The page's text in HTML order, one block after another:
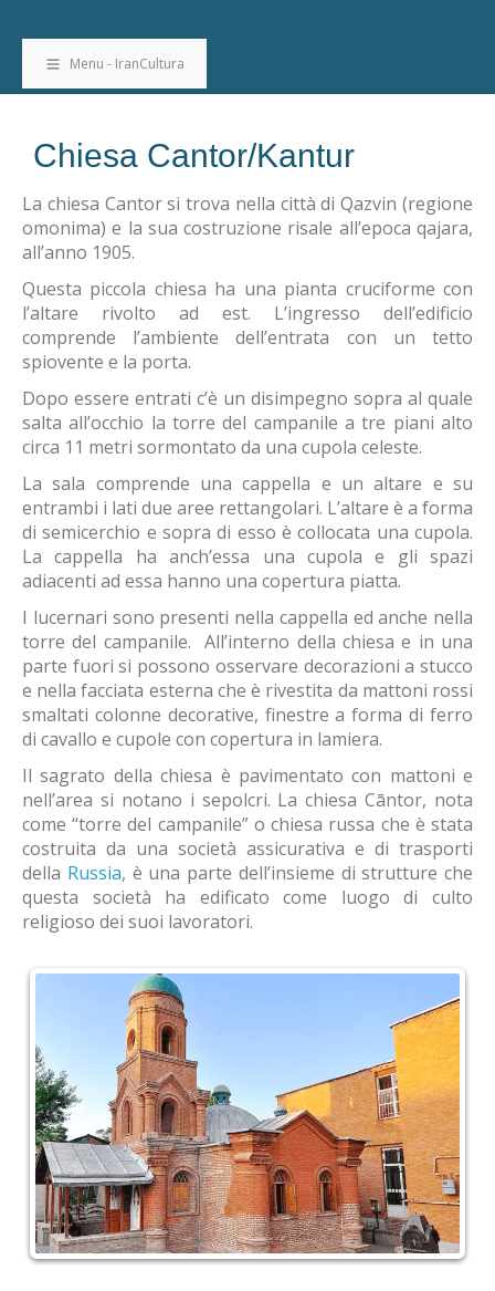
Menu - IranCultura
Chiesa Cantor/Kantur
La chiesa Cantor si trova nella città di Qazvin (regione
omonima) e la sua costruzione risale all’epoca qajara,
all’anno 1905.
Questa piccola chiesa ha una pianta cruciforme con
l’altare rivolto ad est. L’ingresso dell’edificio
comprende l’ambiente dell’entrata con un tetto
spiovente e la porta.
Dopo essere entrati c’è un disimpegno sopra al quale
salta all’occhio la torre del campanile a tre piani alto
circa 11 metri sormontato da una cupola celeste.
La sala comprende una cappella e un altare e su
entrambi i lati due aree rettangolari. L’altare è a forma
di semicerchio e sopra di esso è collocata una cupola.
La cappella ha anch’essa una cupola e gli spazi
adiacenti ad essa hanno una copertura piatta.
I lucernari sono presenti nella cappella ed anche nella
torre del campanile. All’interno della chiesa e in una
parte fuori si possono osservare decorazioni a stucco
e nella facciata esterna che è rivestita da mattoni rossi
smaltati colonne decorative, finestre a forma di ferro
di cavallo e cupole con copertura in lamiera.
Il sagrato della chiesa è pavimentato con mattoni e
nell’area si notano i sepolcri. La chiesa Cāntor, nota
come “torre del campanile” o chiesa russa che è stata
costruita da una società assicurativa e di trasporti
della Russia, è una parte dell’insieme di strutture che
questa società ha edificato come luogo di culto
religioso dei suoi lavoratori.